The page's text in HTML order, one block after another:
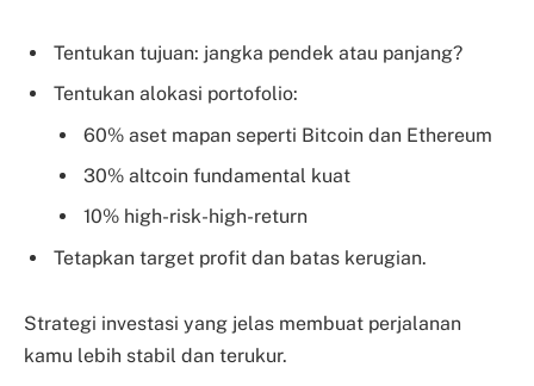
Tentukan tujuan: jangka pendek atau panjang?
Tentukan alokasi portofolio:
60% aset mapan seperti Bitcoin dan Ethereum
30% altcoin fundamental kuat
10% high-risk-high-return
Tetapkan target profit dan batas kerugian.
Strategi investasi yang jelas membuat perjalanan
kamu lebih stabil dan terukur.